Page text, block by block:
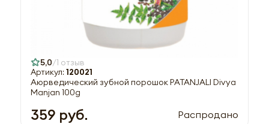
5,0 1 отзыв
Артикул: 120021
Аюрведический зубной порошок PATANJALI Divya
Manjan 100g
359 руб. Распродано